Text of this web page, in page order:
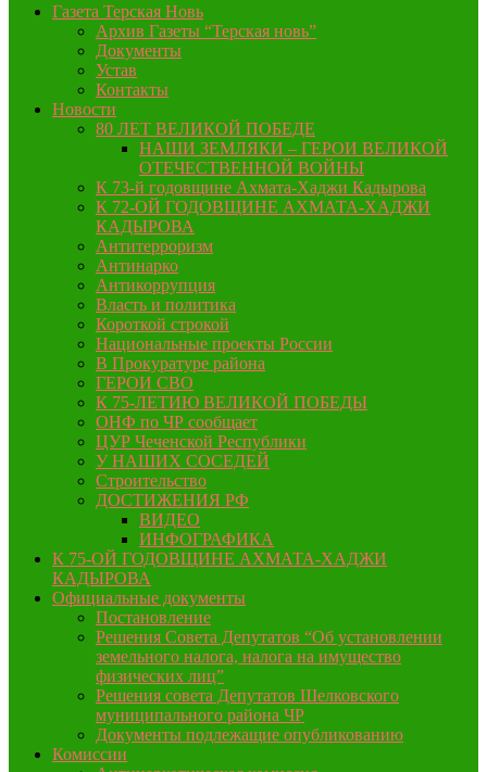
Газета Терская Новь
Архив Газеты “Терская новь”
Документы
Устав
Контакты
Новости
80 ЛЕТ ВЕЛИКОЙ ПОБЕДЕ
НАШИ ЗЕМЛЯКИ – ГЕРОИ ВЕЛИКОЙ
ОТЕЧЕСТВЕННОЙ ВОЙНЫ
К 73-й годовщине Ахмата-Хаджи Кадырова
К 72-ОЙ ГОДОВЩИНЕ АХМАТА-ХАДЖИ
КАДЫРОВА
Антитерроризм
Антинарко
Антикоррупция
Власть и политика
Короткой строкой
Национальные проекты России
В Прокуратуре района
ГЕРОИ СВО
К 75-ЛЕТИЮ ВЕЛИКОЙ ПОБЕДЫ
ОНФ по ЧР сообщает
ЦУР Чеченской Республики
У НАШИХ СОСЕДЕЙ
Строительство
ДОСТИЖЕНИЯ РФ
ВИДЕО
ИНФОГРАФИКА
К 75-ОЙ ГОДОВЩИНЕ АХМАТА-ХАДЖИ
КАДЫРОВА
Официальные документы
Постановление
Решения Совета Депутатов “Об установлении
земельного налога, налога на имущество
физических лиц”
Решения совета Депутатов Шелковского
муниципального района ЧР
Документы подлежащие опубликованию
Комиссии